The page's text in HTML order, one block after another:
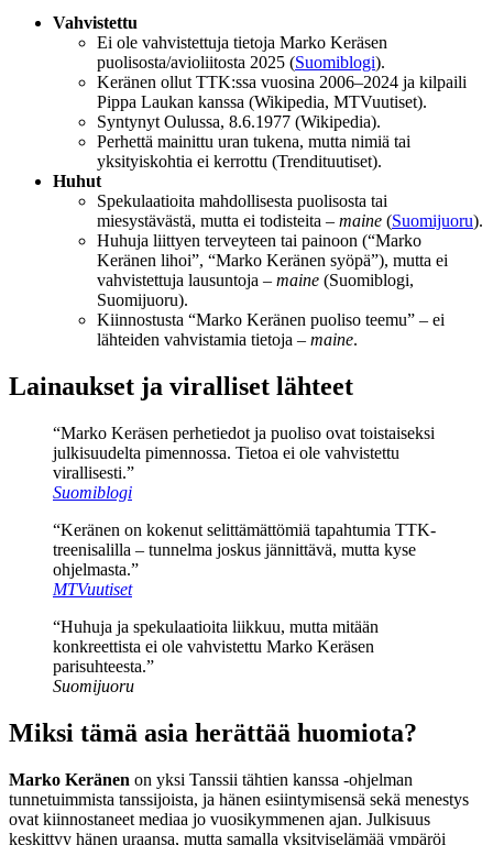
Vahvistettu
Ei ole vahvistettuja tietoja Marko Keräsen
puolisosta/avioliitosta 2025 (Suomiblogi).
Keränen ollut TTK:ssa vuosina 2006–2024 ja kilpaili
Pippa Laukan kanssa (Wikipedia, MTVuutiset).
Syntynyt Oulussa, 8.6.1977 (Wikipedia).
Perhettä mainittu uran tukena, mutta nimiä tai
yksityiskohtia ei kerrottu (Trendituutiset).
Huhut
Spekulaatioita mahdollisesta puolisosta tai
miesystävästä, mutta ei todisteita – maine (Suomijuoru).
Huhuja liittyen terveyteen tai painoon (“Marko
Keränen lihoi”, “Marko Keränen syöpä”), mutta ei
vahvistettuja lausuntoja – maine (Suomiblogi,
Suomijuoru).
Kiinnostusta “Marko Keränen puoliso teemu” – ei
lähteiden vahvistamia tietoja – maine.
Lainaukset ja viralliset lähteet
“Marko Keräsen perhetiedot ja puoliso ovat toistaiseksi
julkisuudelta pimennossa. Tietoa ei ole vahvistettu
virallisesti.”
Suomiblogi
“Keränen on kokenut selittämättömiä tapahtumia TTK-
treenisalilla – tunnelma joskus jännittävä, mutta kyse
ohjelmasta.”
MTVuutiset
“Huhuja ja spekulaatioita liikkuu, mutta mitään
konkreettista ei ole vahvistettu Marko Keräsen
parisuhteesta.”
Suomijuoru
Miksi tämä asia herättää huomiota?
Marko Keränen on yksi Tanssii tähtien kanssa -ohjelman
tunnetuimmista tanssijoista, ja hänen esiintymisensä sekä menestys
ovat kiinnostaneet mediaa jo vuosikymmenen ajan. Julkisuus
keskittyy hänen uraansa, mutta samalla yksityiselämää ympäröi